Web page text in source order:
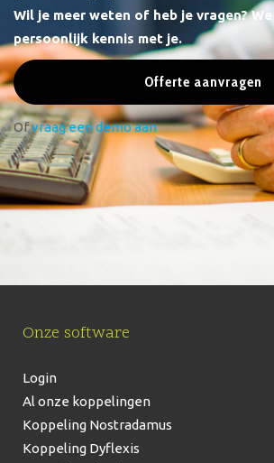
Wil je meer weten of heb je vragen?
persoonlijk kennis met je.
Offerte aanvragen
Ofvraag een demo aan
Onze software
Login
Al onze koppelingen
Koppeling Nostradamus
Koppeling Dyflexis